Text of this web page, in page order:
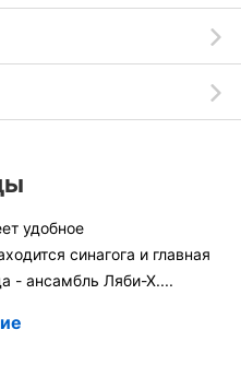
удобное
синагога и главная
- ансамбль Ляби-Х....